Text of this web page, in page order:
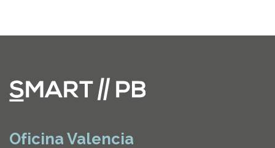
Oficina Valencia